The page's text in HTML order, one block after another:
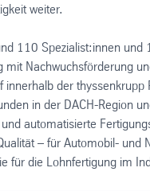
weiter.
110 Spezialist:innen und
mit Nachwuchsförderung
innerhalb der thyssenkrupp
in der DACH-Region
automatisierte
– für Automobil- und
für die Lohnfertigung im